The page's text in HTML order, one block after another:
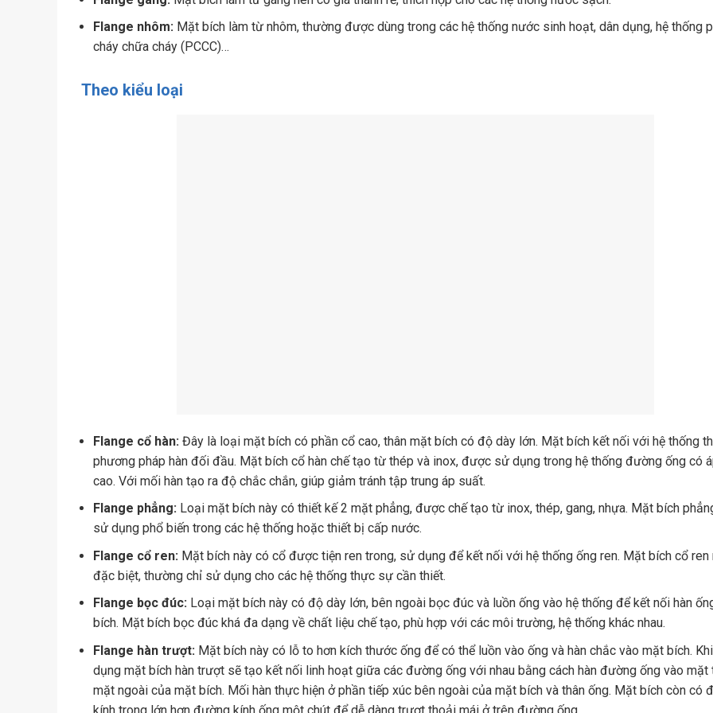
Flange nhôm: Mặt bích làm từ nhôm, thường được dùng trong các hệ thống nước sinh hoạt, dân dụng, hệ thống
cháy chữa cháy (PCCC)…
Theo kiểu loại
Flange cổ hàn: Đây là loại mặt bích có phần cổ cao, thân mặt bích có độ dày lớn. Mặt bích kết nối với hệ thống
phương pháp hàn đối đầu. Mặt bích cổ hàn chế tạo từ thép và inox, được sử dụng trong hệ thống đường ống có
cao. Với mối hàn tạo ra độ chắc chắn, giúp giảm tránh tập trung áp suất.
Flange phẳng: Loại mặt bích này có thiết kế 2 mặt phẳng, được chế tạo từ inox, thép, gang, nhựa. Mặt bích
sử dụng phổ biến trong các hệ thống hoặc thiết bị cấp nước.
Flange cổ ren: Mặt bích này có cổ được tiện ren trong, sử dụng để kết nối với hệ thống ống ren. Mặt bích cổ ren
đặc biệt, thường chỉ sử dụng cho các hệ thống thực sự cần thiết.
Flange bọc đúc: Loại mặt bích này có độ dày lớn, bên ngoài bọc đúc và luồn ống vào hệ thống để kết nối hàn
bích. Mặt bích bọc đúc khá đa dạng về chất liệu chế tạo, phù hợp với các môi trường, hệ thống khác nhau.
Flange hàn trượt: Mặt bích này có lỗ to hơn kích thước ống để có thể luồn vào ống và hàn chắc vào mặt bích.
dụng mặt bích hàn trượt sẽ tạo kết nối linh hoạt giữa các đường ống với nhau bằng cách hàn đường ống vào mặt
mặt ngoài của mặt bích. Mối hàn thực hiện ở phần tiếp xúc bên ngoài của mặt bích và thân ống. Mặt bích còn có